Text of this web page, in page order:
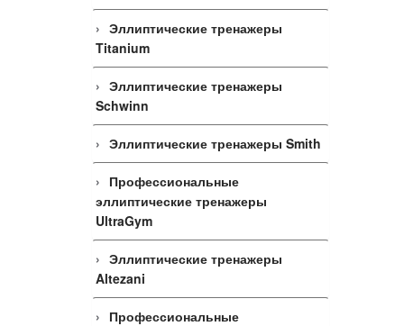
Эллиптические тренажеры
Titanium
Эллиптические тренажеры
Schwinn
Эллиптические тренажеры Smith
Профессиональные
эллиптические тренажеры
UltraGym
Эллиптические тренажеры
Altezani
Профессиональные